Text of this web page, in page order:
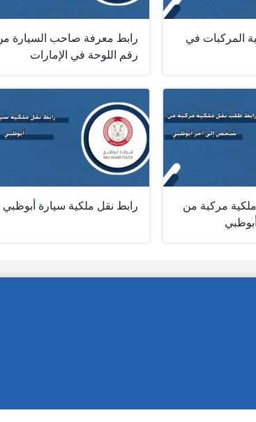
المركبات في
رابط معرفة صاحب السيارة
رقم اللوحة في الإمارات
مركبة من
رابط نقل ملكية سيارة أبوظبي